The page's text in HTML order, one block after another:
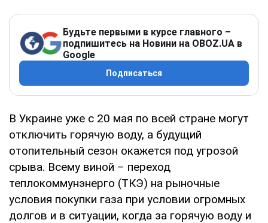
Будьте первыми в курсе главного –
подпишитесь на Новини на OBOZ.UA в
Google
Подписаться
В Украине уже с 20 мая по всей стране могут
отключить горячую воду, а будущий
отопительный сезон окажется под угрозой
срыва. Всему виной – переход
теплокоммунэнерго (ТКЭ) на рыночные
условия покупки газа при условии огромных
долгов и в ситуации, когда за горячую воду и